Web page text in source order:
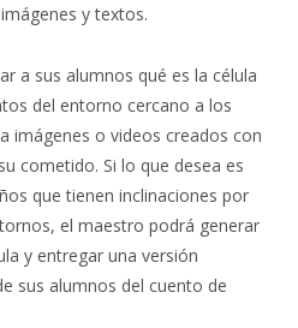
y textos.
a sus alumnos qué es la célula
del entorno cercano a los
imágenes o videos creados con
cometido. Si lo que desea es
que tienen inclinaciones por
el maestro podrá generar
y entregar una versión
sus alumnos del cuento de